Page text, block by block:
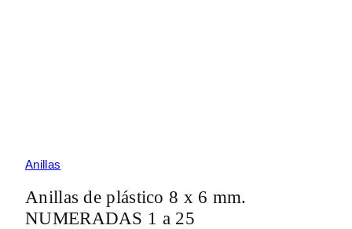
Anillas
Anillas de plástico 8 x 6 mm.
NUMERADAS 1 a 25